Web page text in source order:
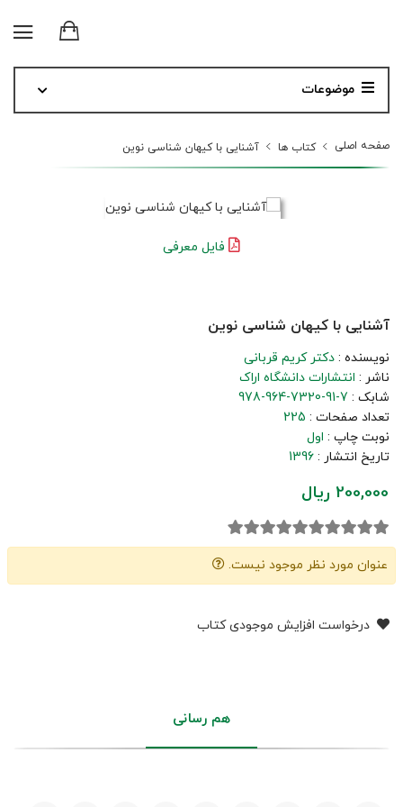
موضوعات
صفحه اصلی کتاب ها آشنایی با کیهان شناسی نوین
فایل معرفی
آشنایی با کیهان شناسی نوین
نویسنده : دکتر کریم قربانی
ناشر : انتشارات دانشگاه اراک
شابک : 978-964-7320-91-7
تعداد صفحات : 225
نوبت چاپ : اول
تاریخ انتشار : 1396
200,000 ریال
عنوان مورد نظر موجود نیست.
درخواست افزایش موجودی کتاب
هم رسانی